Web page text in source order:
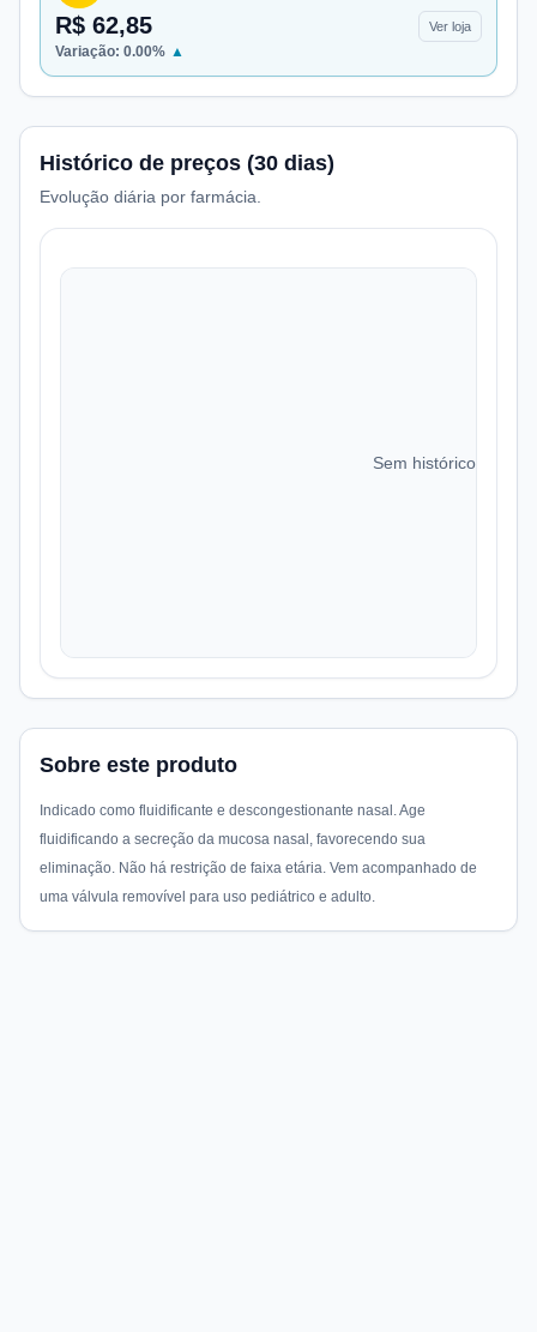
R$ 62,85 Ver loja
Variação: 0.00% ▲
Histórico de preços (30 dias)
Evolução diária por farmácia.
Sem histórico de
Sobre este produto
Indicado como fluidificante e descongestionante nasal. Age
fluidificando a secreção da mucosa nasal, favorecendo sua
eliminação. Não há restrição de faixa etária. Vem acompanhado de
uma válvula removível para uso pediátrico e adulto.